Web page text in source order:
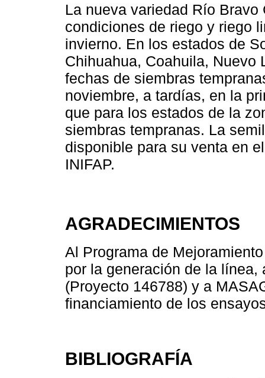
La nueva variedad Río
condiciones de riego y riego
invierno. En los estados de
Chihuahua, Coahuila, Nuevo
fechas de siembras
noviembre, a tardías, en la
que para los estados de la
siembras tempranas. La
disponible para su venta en
INIFAP.
AGRADECIMIENTOS
Al Programa de
por la generación de la línea,
(Proyecto 146788) y a
financiamiento de los
BIBLIOGRAFÍA